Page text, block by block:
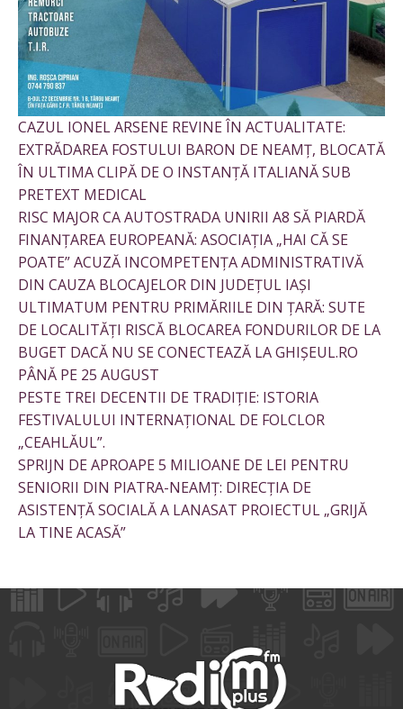
CAZUL IONEL ARSENE REVINE ÎN ACTUALITATE:
EXTRĂDAREA FOSTULUI BARON DE NEAMȚ, BLOCATĂ
ÎN ULTIMA CLIPĂ DE O INSTANȚĂ ITALIANĂ SUB
PRETEXT MEDICAL
RISC MAJOR CA AUTOSTRADA UNIRII A8 SĂ PIARDĂ
FINANȚAREA EUROPEANĂ: ASOCIAȚIA „HAI CĂ SE
POATE” ACUZĂ INCOMPETENȚA ADMINISTRATIVĂ
DIN CAUZA BLOCAJELOR DIN JUDEȚUL IAȘI
ULTIMATUM PENTRU PRIMĂRIILE DIN ȚARĂ: SUTE
DE LOCALITĂȚI RISCĂ BLOCAREA FONDURILOR DE LA
BUGET DACĂ NU SE CONECTEAZĂ LA GHIȘEUL.RO
PÂNĂ PE 25 AUGUST
PESTE TREI DECENTII DE TRADIȚIE: ISTORIA
FESTIVALULUI INTERNAȚIONAL DE FOLCLOR
„CEAHLĂUL”.
SPRIJN DE APROAPE 5 MILIOANE DE LEI PENTRU
SENIORII DIN PIATRA-NEAMȚ: DIRECȚIA DE
ASISTENȚĂ SOCIALĂ A LANASAT PROIECTUL „GRIJĂ
LA TINE ACASĂ”